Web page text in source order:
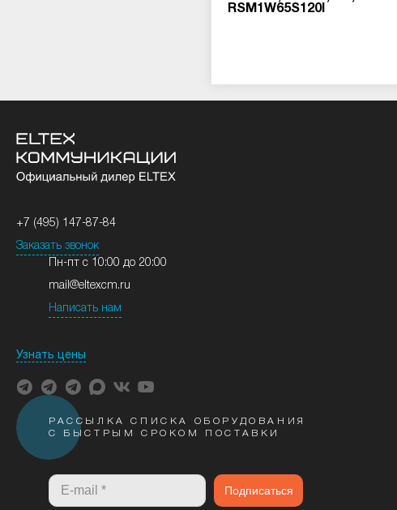
RSM1W65S120I
+7 (495) 147-87-84
Заказать звонок
Пн-пт с 10:00 до 20:00
mail@eltexcm.ru
Написать нам
Узнать цены
РАССЫЛКА СПИСКА ОБОРУДОВАНИЯ
С БЫСТРЫМ СРОКОМ ПОСТАВКИ
Подписаться